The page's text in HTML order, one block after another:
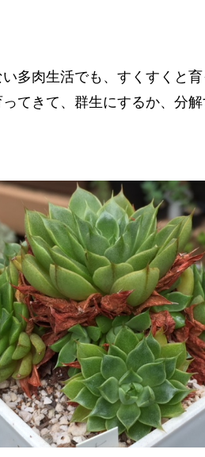
多肉生活でも、すくすくと
てきて、群生にするか、分